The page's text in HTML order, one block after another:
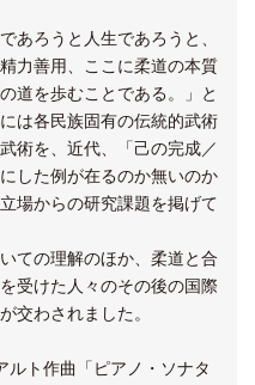
あろうと人生であろうと、
力善用、ここに柔道の本質
道を歩むことである。」と
は各民族固有の伝統的武術
術を、近代、「己の完成／
した例が在るのか無いのか
場からの研究課題を掲げて
ての理解のほか、柔道と合
受けた人々のその後の国際
交わされました。
ルト作曲「ピアノ・ソナタ